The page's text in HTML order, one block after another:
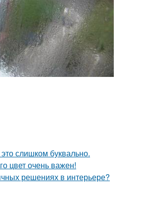
слишком буквально.
цвет очень важен!
решениях в интерьере?